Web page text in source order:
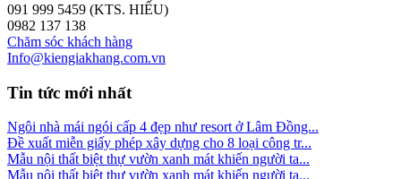
091 999 5459 (KTS. HIẾU)
0982 137 138
Chăm sóc khách hàng
Info@kiengiakhang.com.vn
Tin tức mới nhất
Ngôi nhà mái ngói cấp 4 đẹp như resort ở Lâm Đồng...
Đề xuất miễn giấy phép xây dựng cho 8 loại công tr...
Mẫu nội thất biệt thự vườn xanh mát khiến người ta...
Mẫu nội thất biệt thự vườn xanh mát khiến người ta...